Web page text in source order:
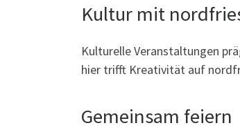
Kultur mit
Kulturelle Veranstaltungen
hier trifft Kreativität auf
Gemeinsam feiern